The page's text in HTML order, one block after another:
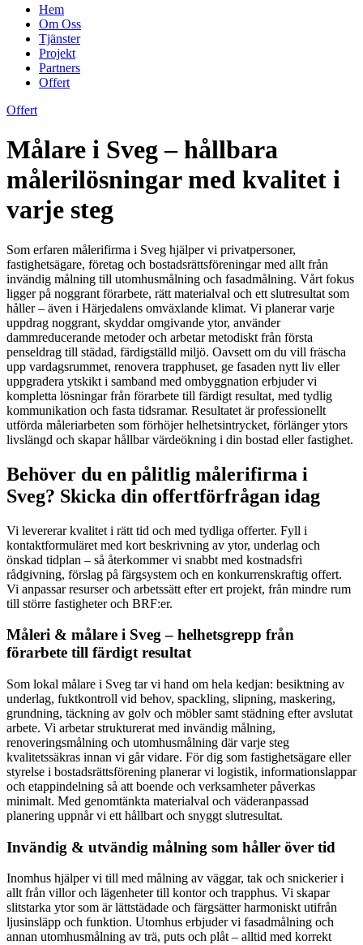
Hem
Om Oss
Tjänster
Projekt
Partners
Offert
Offert
Målare i Sveg – hållbara
målerilösningar med kvalitet i
varje steg
Som erfaren målerifirma i Sveg hjälper vi privatpersoner,
fastighetsägare, företag och bostadsrättsföreningar med allt från
invändig målning till utomhusmålning och fasadmålning. Vårt fokus
ligger på noggrant förarbete, rätt materialval och ett slutresultat som
håller – även i Härjedalens omväxlande klimat. Vi planerar varje
uppdrag noggrant, skyddar omgivande ytor, använder
dammreducerande metoder och arbetar metodiskt från första
penseldrag till städad, färdigställd miljö. Oavsett om du vill fräscha
upp vardagsrummet, renovera trapphuset, ge fasaden nytt liv eller
uppgradera ytskikt i samband med ombyggnation erbjuder vi
kompletta lösningar från förarbete till färdigt resultat, med tydlig
kommunikation och fasta tidsramar. Resultatet är professionellt
utförda måleriarbeten som förhöjer helhetsintrycket, förlänger ytors
livslängd och skapar hållbar värdeökning i din bostad eller fastighet.
Behöver du en pålitlig målerifirma i
Sveg? Skicka din offertförfrågan idag
Vi levererar kvalitet i rätt tid och med tydliga offerter. Fyll i
kontaktformuläret med kort beskrivning av ytor, underlag och
önskad tidplan – så återkommer vi snabbt med kostnadsfri
rådgivning, förslag på färgsystem och en konkurrenskraftig offert.
Vi anpassar resurser och arbetssätt efter ert projekt, från mindre rum
till större fastigheter och BRF:er.
Måleri & målare i Sveg – helhetsgrepp från
förarbete till färdigt resultat
Som lokal målare i Sveg tar vi hand om hela kedjan: besiktning av
underlag, fuktkontroll vid behov, spackling, slipning, maskering,
grundning, täckning av golv och möbler samt städning efter avslutat
arbete. Vi arbetar strukturerat med invändig målning,
renoveringsmålning och utomhusmålning där varje steg
kvalitetssäkras innan vi går vidare. För dig som fastighetsägare eller
styrelse i bostadsrättsförening planerar vi logistik, informationslappar
och etappindelning så att boende och verksamheter påverkas
minimalt. Med genomtänkta materialval och väderanpassad
planering uppnår vi ett hållbart och snyggt slutresultat.
Invändig & utvändig målning som håller över tid
Inomhus hjälper vi till med målning av väggar, tak och snickerier i
allt från villor och lägenheter till kontor och trapphus. Vi skapar
slitstarka ytor som är lättstädade och färgsätter harmoniskt utifrån
ljusinsläpp och funktion. Utomhus erbjuder vi fasadmålning och
annan utomhusmålning av trä, puts och plåt – alltid med korrekt